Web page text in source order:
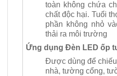
toàn không chứa
chất độc hại. Tuổi
phần không nhỏ
thải ra môi trường
Ứng dụng Đèn LED ốp
Được dùng để
nhà, tường cổng,